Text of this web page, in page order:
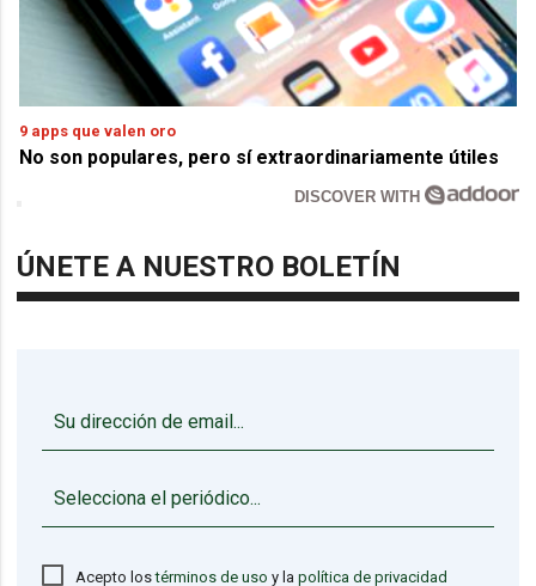
9 apps que valen oro
No son populares, pero sí extraordinariamente útiles
DISCOVER WITH
ÚNETE A NUESTRO BOLETÍN
Acepto lostérminos de uso y lapolítica de privacidad